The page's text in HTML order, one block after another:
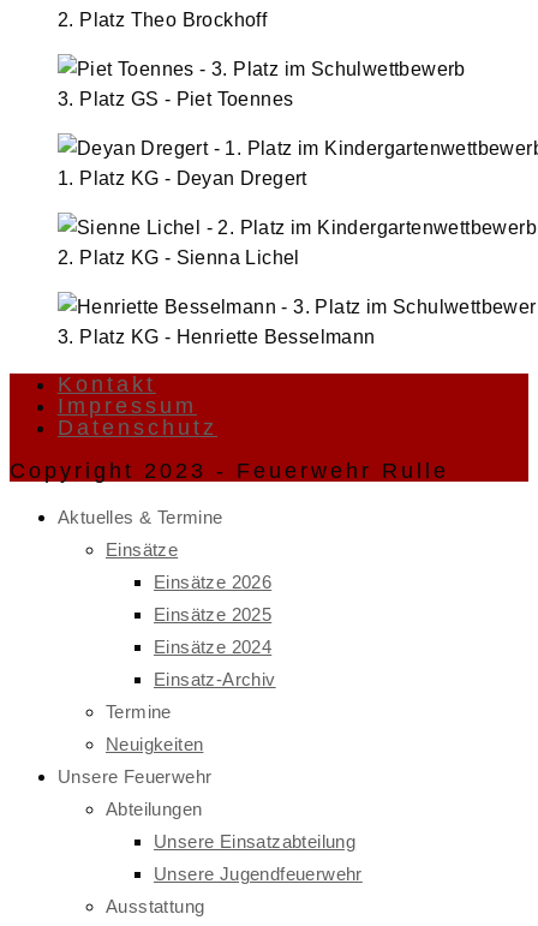
2. Platz Theo Brockhoff
3. Platz GS - Piet Toennes
1. Platz KG - Deyan Dregert
2. Platz KG - Sienna Lichel
3. Platz KG - Henriette Besselmann
Kontakt
Impressum
Datenschutz
Copyright 2023 - Feuerwehr Rulle
Aktuelles & Termine
Einsätze
Einsätze 2026
Einsätze 2025
Einsätze 2024
Einsatz-Archiv
Termine
Neuigkeiten
Unsere Feuerwehr
Abteilungen
Unsere Einsatzabteilung
Unsere Jugendfeuerwehr
Ausstattung